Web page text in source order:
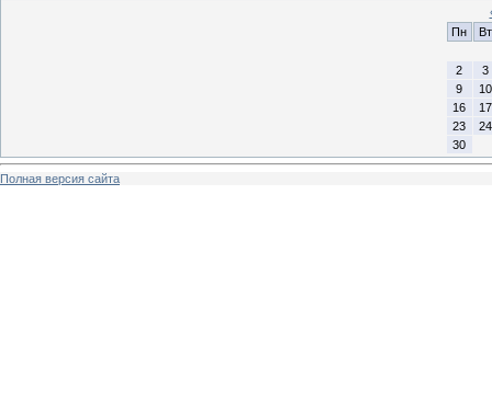
Пн
Вт
2
3
9
10
16
17
23
24
30
Полная версия сайта